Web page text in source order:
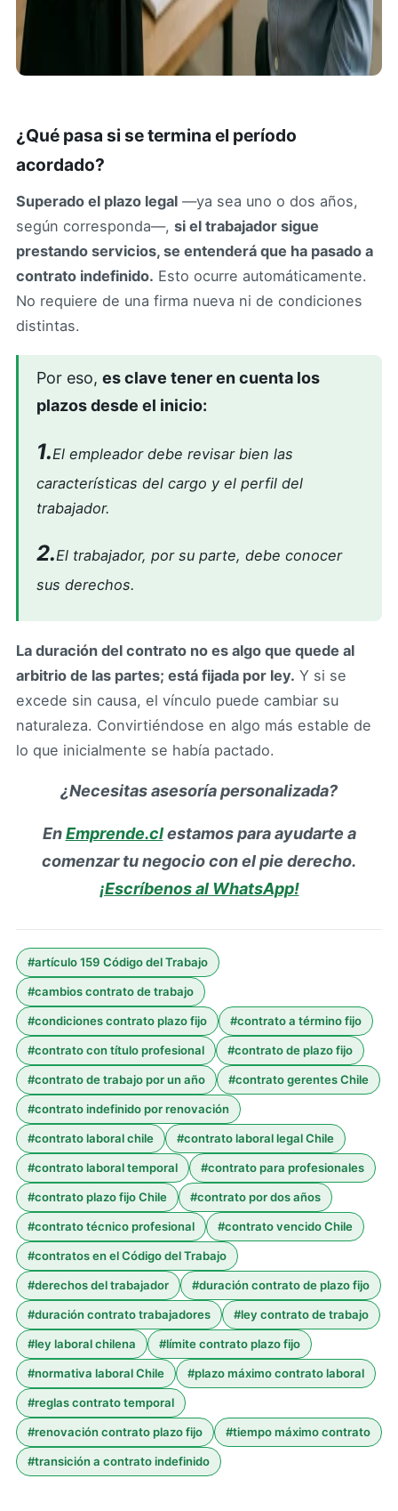
¿Qué pasa si se termina el período
acordado?
Superado el plazo legal —ya sea uno o dos años,
según corresponda—, si el trabajador sigue
prestando servicios, se entenderá que ha pasado a
contrato indefinido. Esto ocurre automáticamente.
No requiere de una firma nueva ni de condiciones
distintas.
Por eso, es clave tener en cuenta los
plazos desde el inicio:
1.El empleador debe revisar bien las
características del cargo y el perfil del
trabajador.
2.El trabajador, por su parte, debe conocer
sus derechos.
La duración del contrato no es algo que quede al
arbitrio de las partes; está fijada por ley. Y si se
excede sin causa, el vínculo puede cambiar su
naturaleza. Convirtiéndose en algo más estable de
lo que inicialmente se había pactado.
¿Necesitas asesoría personalizada?
EnEmprende.clestamos para ayudarte a
comenzar tu negocio con el pie derecho.
¡Escríbenos al WhatsApp!
#artículo 159 Código del Trabajo
#cambios contrato de trabajo
#condiciones contrato plazo fijo #contrato a término fijo
#contrato con título profesional #contrato de plazo fijo
#contrato de trabajo por un año #contrato gerentes Chile
#contrato indefinido por renovación
#contrato laboral chile #contrato laboral legal Chile
#contrato laboral temporal #contrato para profesionales
#contrato plazo fijo Chile #contrato por dos años
#contrato técnico profesional #contrato vencido Chile
#contratos en el Código del Trabajo
#derechos del trabajador #duración contrato de plazo fijo
#duración contrato trabajadores #ley contrato de trabajo
#ley laboral chilena #límite contrato plazo fijo
#normativa laboral Chile #plazo máximo contrato laboral
#reglas contrato temporal
#renovación contrato plazo fijo #tiempo máximo contrato
#transición a contrato indefinido